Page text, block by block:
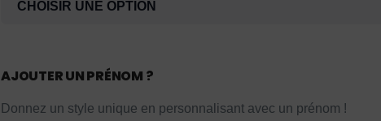
AJOUTER UN PRÉNOM ?
Donnez un style unique en personnalisant avec un prénom !